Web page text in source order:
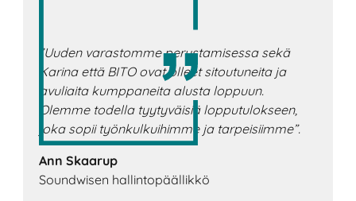
”Uuden varastomme perustamisessa sekä
Karina että BITO ovat olleet sitoutuneita ja
avuliaita kumppaneita alusta loppuun.
Olemme todella tyytyväisiä lopputulokseen,
joka sopii työnkulkuihimme ja tarpeisiimme”.
Ann Skaarup
Soundwisen hallintopäällikkö